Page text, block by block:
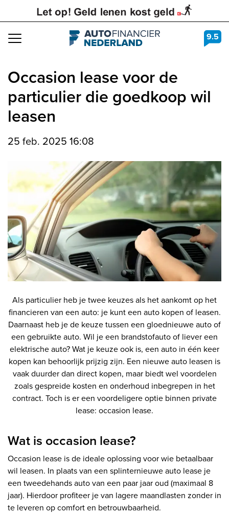
Navigation 9.5
Occasion lease voor de
particulier die goedkoop wil
leasen
25 feb. 2025 16:08
Als particulier heb je twee keuzes als het aankomt op het
financieren van een auto: je kunt een auto kopen of leasen.
Daarnaast heb je de keuze tussen een gloednieuwe auto of
een gebruikte auto. Wil je een brandstofauto of liever een
elektrische auto? Wat je keuze ook is, een auto in één keer
kopen kan behoorlijk prijzig zijn. Een nieuwe auto leasen is
vaak duurder dan direct kopen, maar biedt wel voordelen
zoals gespreide kosten en onderhoud inbegrepen in het
contract. Toch is er een voordeligere optie binnen private
lease: occasion lease.
Wat is occasion lease?
Occasion lease is de ideale oplossing voor wie betaalbaar
wil leasen. In plaats van een splinternieuwe auto lease je
een tweedehands auto van een paar jaar oud (maximaal 8
jaar). Hierdoor profiteer je van lagere maandlasten zonder in
te leveren op comfort en betrouwbaarheid.